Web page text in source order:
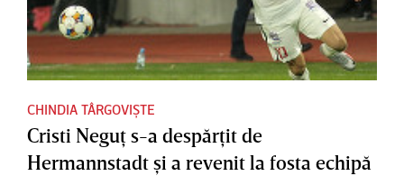
CHINDIA TÂRGOVIȘTE
Cristi Neguţ s-a despărţit de
Hermannstadt şi a revenit la fosta echipă